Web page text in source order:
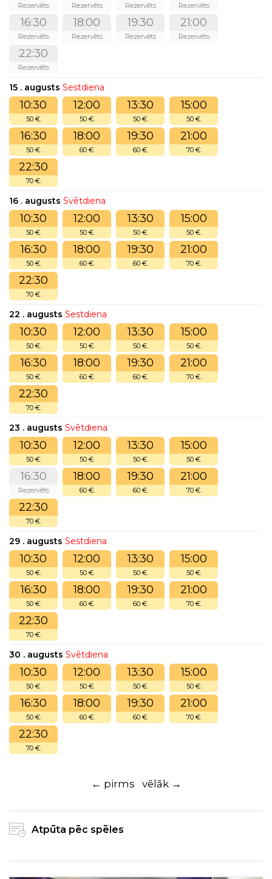
Rezervēts Rezervēts Rezervēts Rezervēts
16:30
Rezervēts
18:00
Rezervēts
19:30
Rezervēts
21:00
Rezervēts
22:30
Rezervēts
15 . augusts Sestdiena
10:30
50 €.
12:00
50 €.
13:30
50 €.
15:00
50 €.
16:30
50 €.
18:00
60 €.
19:30
60 €.
21:00
70 €.
22:30
70 €.
16 . augusts Svētdiena
10:30
50 €.
12:00
50 €.
13:30
50 €.
15:00
50 €.
16:30
50 €.
18:00
60 €.
19:30
60 €.
21:00
70 €.
22:30
70 €.
22 . augusts Sestdiena
10:30
50 €.
12:00
50 €.
13:30
50 €.
15:00
50 €.
16:30
50 €.
18:00
60 €.
19:30
60 €.
21:00
70 €.
22:30
70 €.
23 . augusts Svētdiena
10:30
50 €.
12:00
50 €.
13:30
50 €.
15:00
50 €.
16:30
Rezervēts
18:00
60 €.
19:30
60 €.
21:00
70 €.
22:30
70 €.
29 . augusts Sestdiena
10:30
50 €.
12:00
50 €.
13:30
50 €.
15:00
50 €.
16:30
50 €.
18:00
60 €.
19:30
60 €.
21:00
70 €.
22:30
70 €.
30 . augusts Svētdiena
10:30
50 €.
12:00
50 €.
13:30
50 €.
15:00
50 €.
16:30
50 €.
18:00
60 €.
19:30
60 €.
21:00
70 €.
22:30
70 €.
← pirms vēlāk →
Atpūta pēc spēles